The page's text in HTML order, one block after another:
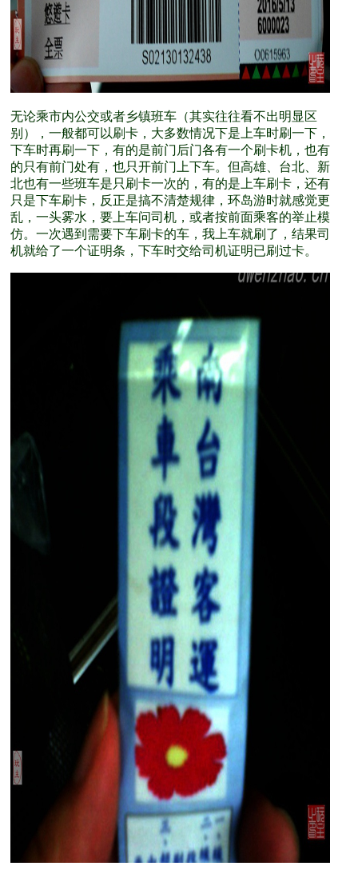
无论乘市内公交或者乡镇班车（其实往往看不出明显区
别），一般都可以刷卡，大多数情况下是上车时刷一下，
下车时再刷一下，有的是前门后门各有一个刷卡机，也有
的只有前门处有，也只开前门上下车。但高雄、台北、新
北也有一些班车是只刷卡一次的，有的是上车刷卡，还有
只是下车刷卡，反正是搞不清楚规律，环岛游时就感觉更
乱，一头雾水，要上车问司机，或者按前面乘客的举止模
仿。一次遇到需要下车刷卡的车，我上车就刷了，结果司
机就给了一个证明条，下车时交给司机证明已刷过卡。